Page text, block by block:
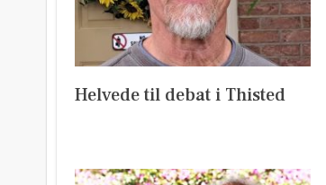
Helvede til debat i Thisted